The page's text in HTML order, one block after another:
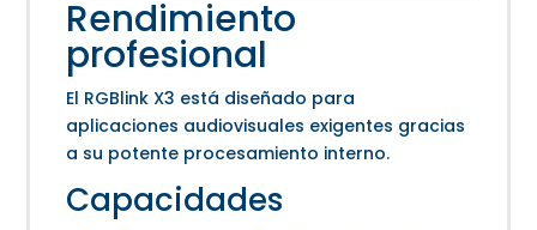
Rendimiento
profesional
El RGBlink X3 está diseñado para
aplicaciones audiovisuales exigentes gracias
a su potente procesamiento interno.
Capacidades